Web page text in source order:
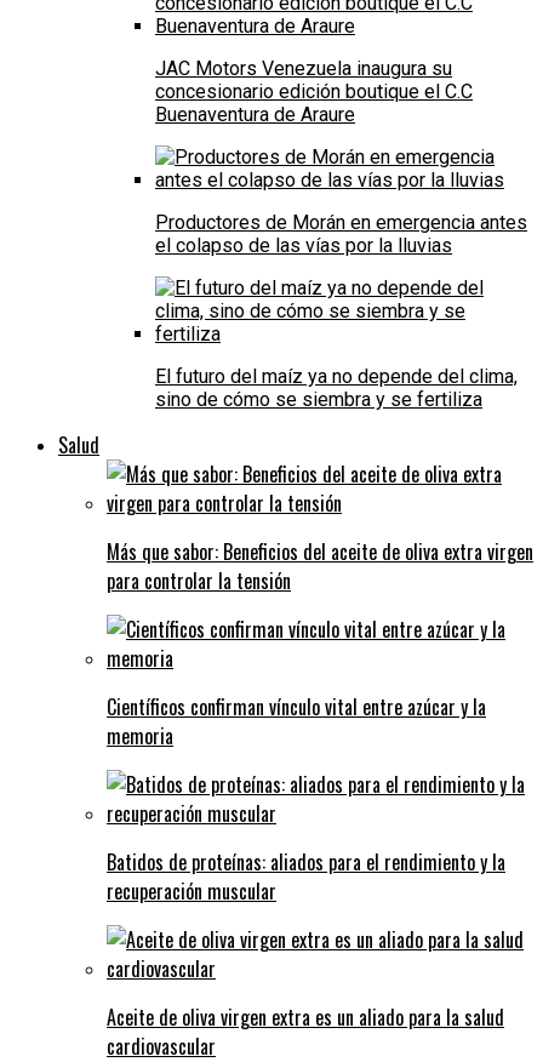
JAC Motors Venezuela inaugura su
concesionario edición boutique el C.C
Buenaventura de Araure
Productores de Morán en emergencia antes
el colapso de las vías por la lluvias
El futuro del maíz ya no depende del clima,
sino de cómo se siembra y se fertiliza
Salud
Más que sabor: Beneficios del aceite de oliva extra virgen
para controlar la tensión
Científicos confirman vínculo vital entre azúcar y la
memoria
Batidos de proteínas: aliados para el rendimiento y la
recuperación muscular
Aceite de oliva virgen extra es un aliado para la salud
cardiovascular